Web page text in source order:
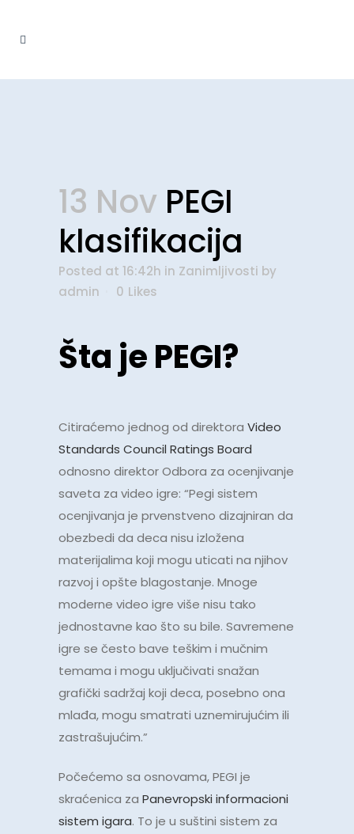
13 Nov PEGI
klasifikacija
Posted at 16:42h in Zanimljivosti by
admin
0 Likes
Šta je PEGI?
Citiraćemo jednog od direktora Video
Standards Council Ratings Board
odnosno direktor Odbora za ocenjivanje
saveta za video igre: “Pegi sistem
ocenjivanja je prvenstveno dizajniran da
obezbedi da deca nisu izložena
materijalima koji mogu uticati na njihov
razvoj i opšte blagostanje. Mnoge
moderne video igre više nisu tako
jednostavne kao što su bile. Savremene
igre se često bave teškim i mučnim
temama i mogu uključivati snažan
grafički sadržaj koji deca, posebno ona
mlađa, mogu smatrati uznemirujućim ili
zastrašujućim.”
Počećemo sa osnovama, PEGI je
skraćenica za Panevropski informacioni
sistem igara. To je u suštini sistem za